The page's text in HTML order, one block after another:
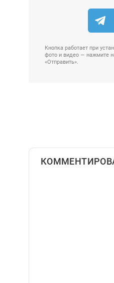
Кнопка работает при
фото и видео — нажмите
«Отправить».